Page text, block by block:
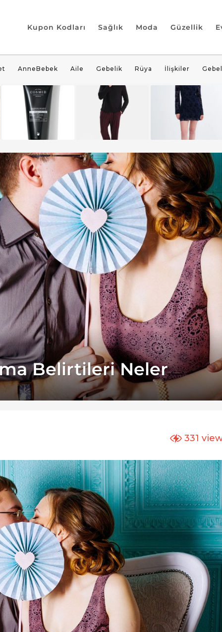
Kupon Kodları Sağlık Moda Güzellik
AnneBebek Aile Gebelik Rüya İlişkiler
Belirtileri Neler
331